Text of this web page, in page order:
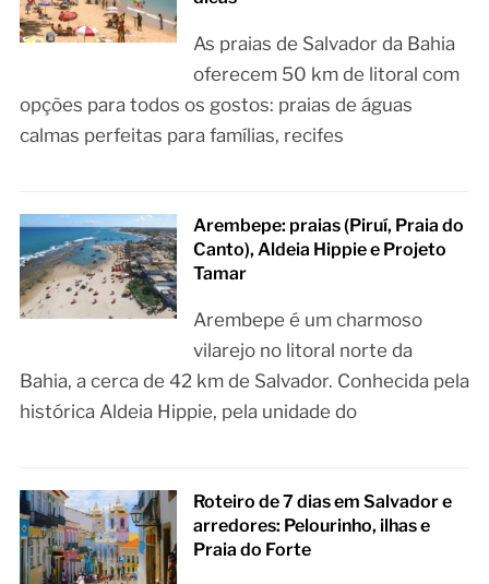
As praias de Salvador da Bahia
oferecem 50 km de litoral com
opções para todos os gostos: praias de águas
calmas perfeitas para famílias, recifes
Arembepe: praias (Piruí, Praia do
Canto), Aldeia Hippie e Projeto
Tamar
Arembepe é um charmoso
vilarejo no litoral norte da
Bahia, a cerca de 42 km de Salvador. Conhecida pela
histórica Aldeia Hippie, pela unidade do
Roteiro de 7 dias em Salvador e
arredores: Pelourinho, ilhas e
Praia do Forte